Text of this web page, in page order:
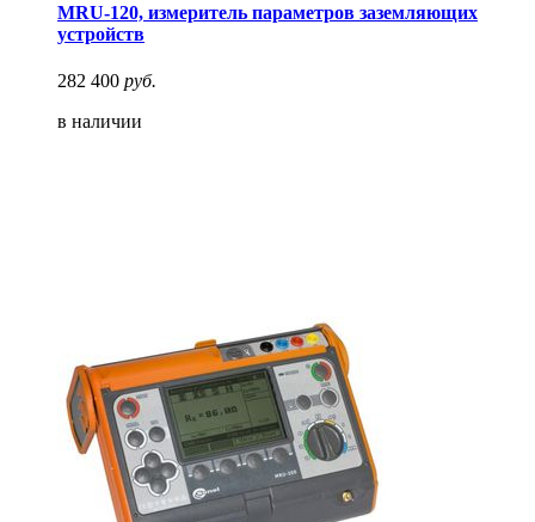
MRU-120, измеритель параметров заземляющих
устройств
282 400 руб.
в наличии